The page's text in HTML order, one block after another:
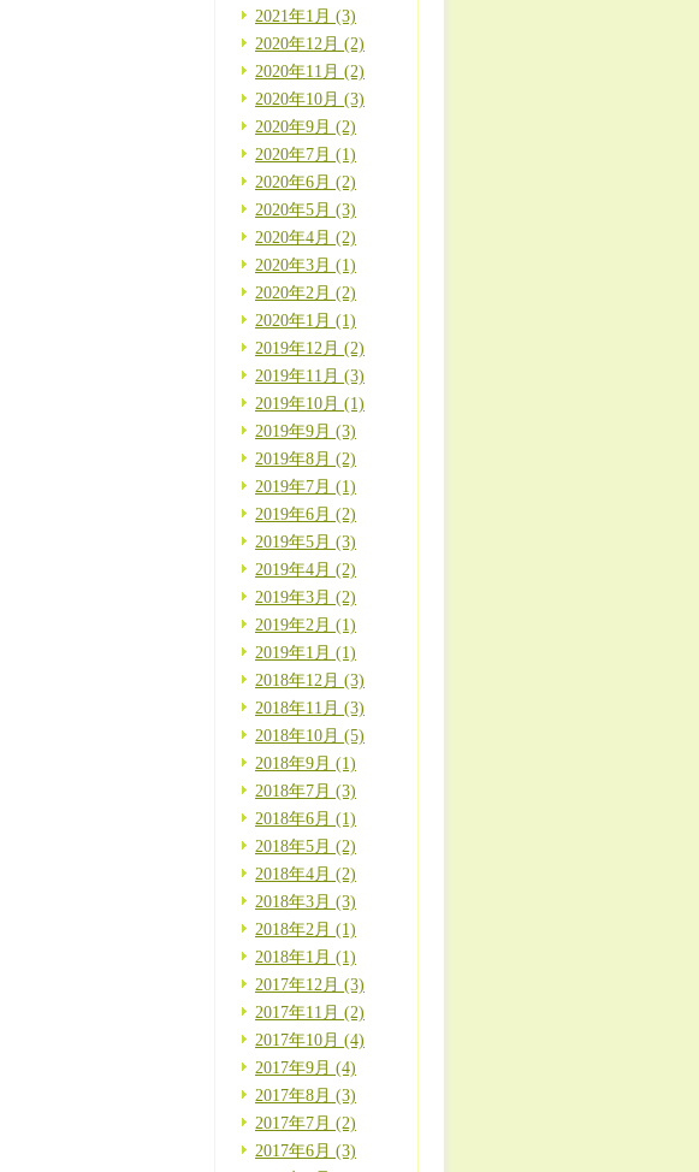
2021年1月 (3)
2020年12月 (2)
2020年11月 (2)
2020年10月 (3)
2020年9月 (2)
2020年7月 (1)
2020年6月 (2)
2020年5月 (3)
2020年4月 (2)
2020年3月 (1)
2020年2月 (2)
2020年1月 (1)
2019年12月 (2)
2019年11月 (3)
2019年10月 (1)
2019年9月 (3)
2019年8月 (2)
2019年7月 (1)
2019年6月 (2)
2019年5月 (3)
2019年4月 (2)
2019年3月 (2)
2019年2月 (1)
2019年1月 (1)
2018年12月 (3)
2018年11月 (3)
2018年10月 (5)
2018年9月 (1)
2018年7月 (3)
2018年6月 (1)
2018年5月 (2)
2018年4月 (2)
2018年3月 (3)
2018年2月 (1)
2018年1月 (1)
2017年12月 (3)
2017年11月 (2)
2017年10月 (4)
2017年9月 (4)
2017年8月 (3)
2017年7月 (2)
2017年6月 (3)